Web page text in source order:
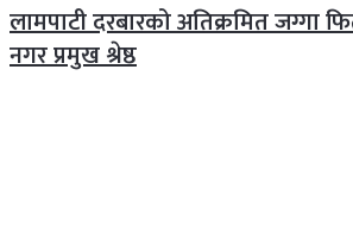
लामपाटी दरबारको अतिक्रमित जग्गा
नगर प्रमुख श्रेष्ठ